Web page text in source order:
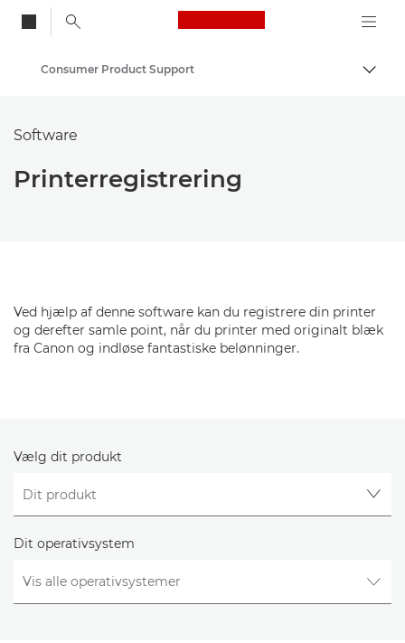
Canon Logo, back
Skift
Consumer Product Support
Software
Printerregistrering
Ved hjælp af denne software kan du registrere din printer
og derefter samle point, når du printer med originalt blæk
fra Canon og indløse fantastiske belønninger.
Vælg dit produkt
Dit operativsystem